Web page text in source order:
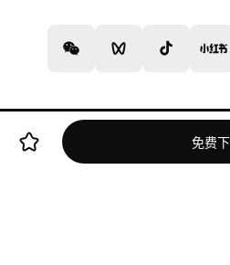
免费
增值电信业务经营许可证：川B2-
网络文化经营许可证违法和